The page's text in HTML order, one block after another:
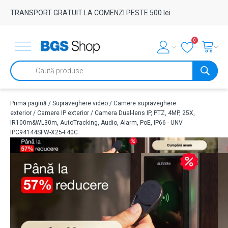
TRANSPORT GRATUIT LA COMENZI PESTE 500 lei
0
Products
search
Prima pagină / Supraveghere video / Camere supraveghere
exterior / Camere IP exterior / Camera Dual-lens IP, PTZ, 4MP, 25X,
IR100m&WL30m, AutoTracking, Audio, Alarm, PoE, IP66 - UNV
IPC94144SFW-X25-F40C